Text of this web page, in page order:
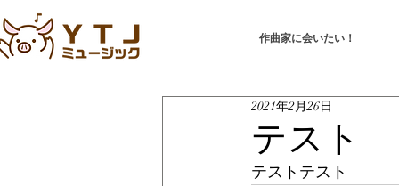
作曲家に会いたい！
テスト
2021年2月26日
テストテスト